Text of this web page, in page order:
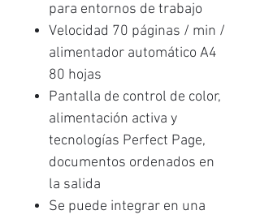
para entornos de trabajo
Velocidad 70 páginas / min /
alimentador automático A4
80 hojas
Pantalla de control de color,
alimentación activa y
tecnologías Perfect Page,
documentos ordenados en
la salida
Se puede integrar en una